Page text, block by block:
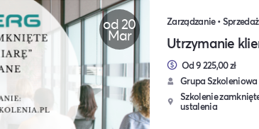
od 20
Mar Utrzymanie
Od 9 225,00 zł
Grupa Szkoleniowa
Szkolenie
ustalenia